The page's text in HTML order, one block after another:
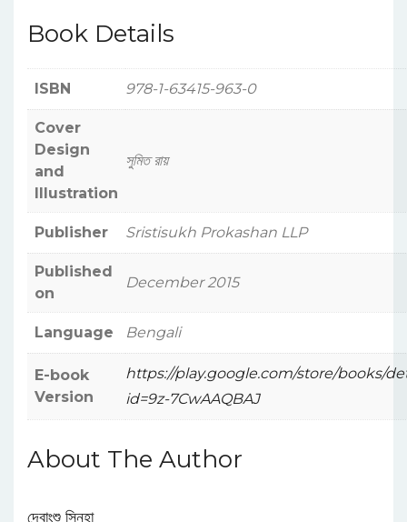
Book Details
ISBN 978-1-63415-963-0
Cover
Design
and
Illustration
সুমিত রায়
Publisher Sristisukh Prokashan LLP
Published
on
December 2015
Language Bengali
E-book
Version
https://play.google.com/store/books/
id=9z-7CwAAQBAJ
About The Author
দেবাংশু সিনহা